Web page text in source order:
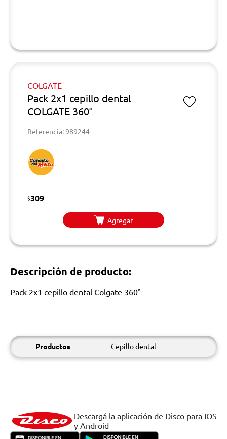
COLGATE
Pack 2x1 cepillo dental
COLGATE 360°
Referencia: 989244
$309
Agregar
Descripción de producto:
Pack 2x1 cepillo dental Colgate 360°
Productos Cepillo dental
Descargá la aplicación de Disco para IOS
y Android